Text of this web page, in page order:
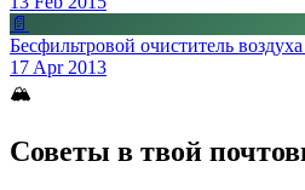
📄
Бесфильтровой очиститель
17 Apr 2013
🏔
Советы в твой